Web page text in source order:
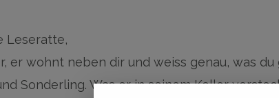
Leseratte,
er wohnt neben dir und weiss genau, was du
Sonderling. Was er in seinem Keller